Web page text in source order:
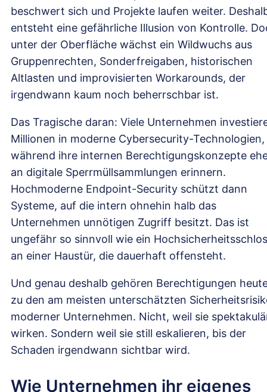
beschwert sich und Projekte laufen weiter.
entsteht eine gefährliche Illusion von Kontrolle.
unter der Oberfläche wächst ein Wildwuchs aus
Gruppenrechten, Sonderfreigaben, historischen
Altlasten und improvisierten Workarounds, der
irgendwann kaum noch beherrschbar ist.
Das Tragische daran: Viele Unternehmen
Millionen in moderne Cybersecurity-Technologien,
während ihre internen Berechtigungskonzepte
an digitale Sperrmüllsammlungen erinnern.
Hochmoderne Endpoint-Security schützt dann
Systeme, auf die intern ohnehin halb das
Unternehmen unnötigen Zugriff besitzt. Das ist
ungefähr so sinnvoll wie ein
an einer Haustür, die dauerhaft offensteht.
Und genau deshalb gehören Berechtigungen
zu den am meisten unterschätzten
moderner Unternehmen. Nicht, weil sie
wirken. Sondern weil sie still eskalieren, bis der
Schaden irgendwann sichtbar wird.
Wie Unternehmen ihr eigenes